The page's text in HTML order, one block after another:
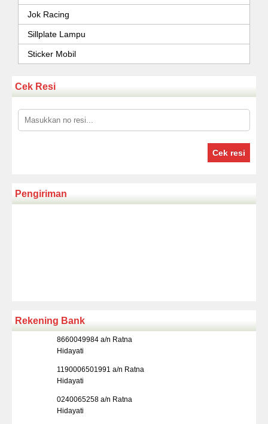
Jok Racing
Sillplate Lampu
Sticker Mobil
Cek Resi
Cek resi
Pengiriman
Rekening Bank
8660049984 a/n Ratna
Hidayati
1190006501991 a/n Ratna
Hidayati
0240065258 a/n Ratna
Hidayati